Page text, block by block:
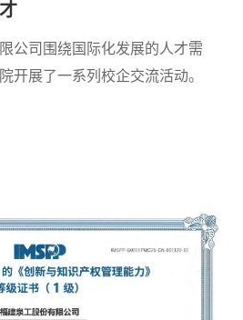
公司围绕国际化发展的人才需
开展了一系列校企交流活动。